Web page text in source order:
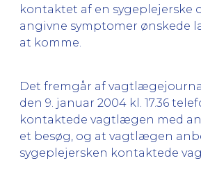
kontaktet af en sygeplejerske
angivne symptomer ønskede
at komme.
Det fremgår af
den 9. januar 2004 kl. 17.36
kontaktede vagtlægen med
et besøg, og at vagtlægen
sygeplejersken kontaktede